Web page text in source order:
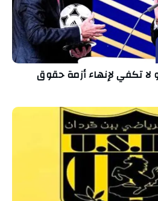
لا تكفي لإنهاء أزمة حقوق